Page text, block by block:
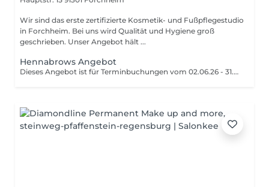
Wir sind das erste zertifizierte Kosmetik- und Fußpflegestudio
in Forchheim. Bei uns wird Qualität und Hygiene groß
geschrieben. Unser Angebot hält ...
Hennabrows Angebot
Dieses Angebot ist für Terminbuchungen vom 02.06.26 - 31.07.26 buchbar und wird von unseren Mitarbeitern Linda oder Emilia durchgeführt. Bitte beachten Sie, dass die Behandlungsdauer etwas länger angesetzt ist, da sich die Beiden noch im Lernprozess befinden. Natürliches einfärben der Haut und Haare Dauer: 60 Minuten Liebe Kundinnen, liebe Kunden, unsere Zeit ist kostbar und wird exklusiv für Sie geplant. Sollten Sie verhindert sein, Ihren Termin wahrzunehmen, bitten wir um eine rechtzeitige Absage bei uns, mindestens jedoch 24 Stunden vor dem Termin. Absagen können Sie uns gerne per WhatsApp, E-mail oder telefonisch zukommen lassen. Bei nicht rechtzeitig abgesagten Terminen bzw. Nichterscheinen ohne Absage, behalten wir uns vor, eine Ausfallgebühr in Höhe von 50% des Behandlungspreises zu verlangen. Bei Buchung eines Behandlungstermins erkennen Sie diese Regelungen an. Bitte beachten Sie, dass an Wochenenden, Ruhetagen, Feiertagen und außerhalb der Öffnungszeiten, die Absagen zur Kenntnis genommen werden, die Bestätigungen jedoch an dem nächsten Arbeitstag erfolgen.